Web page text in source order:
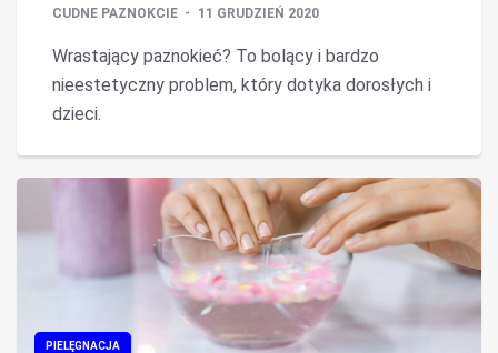
CUDNE PAZNOKCIE 11 GRUDZIEŃ 2020
Wrastający paznokieć? To bolący i bardzo
nieestetyczny problem, który dotyka dorosłych i
dzieci.
PIELĘGNACJA